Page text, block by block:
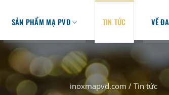
SẢN PHẨM MẠ PVD TIN TỨC VỀ
inoxmapvd.com / Tin tức